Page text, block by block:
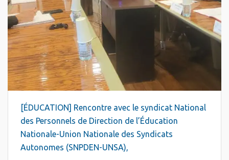
[ÉDUCATION] Rencontre avec le syndicat National
des Personnels de Direction de l’Éducation
Nationale-Union Nationale des Syndicats
Autonomes (SNPDEN-UNSA),